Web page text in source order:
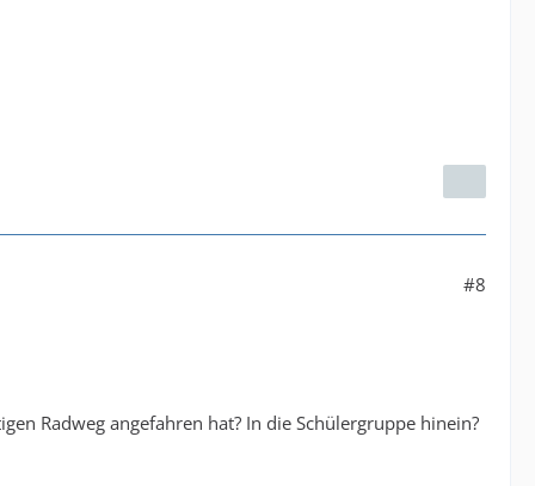
#8
Radweg angefahren hat? In die Schülergruppe hinein?